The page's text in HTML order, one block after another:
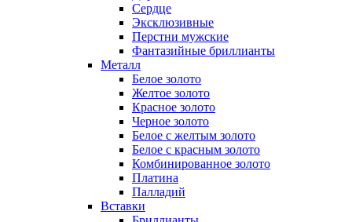
Сердце
Эксклюзивные
Перстни мужские
Фантазийные бриллианты
Металл
Белое золото
Желтое золото
Красное золото
Черное золото
Белое с желтым золото
Белое с красным золото
Комбинированное золото
Платина
Палладий
Вставки